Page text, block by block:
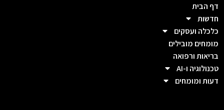
דף הבית
חדשות
כלכלה ועסקים
מומחים מובילים
בריאות ורפואה
טכנולוגיה ו-AI
דעות ומומחים